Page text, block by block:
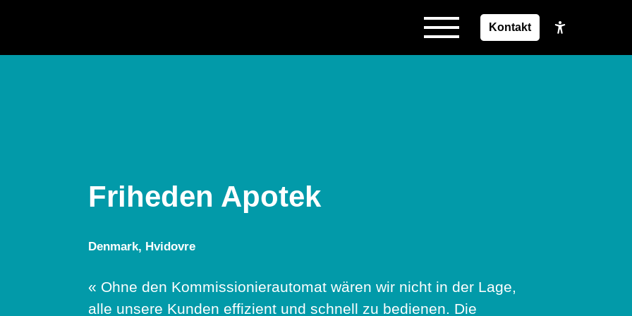
Kontakt
Friheden Apotek
Denmark, Hvidovre
« Ohne den Kommissionierautomat wären wir nicht in der Lage,
alle unsere Kunden effizient und schnell zu bedienen. Die